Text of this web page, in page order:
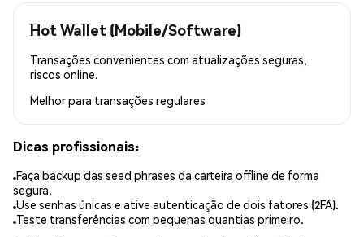
Hot Wallet (Mobile/Software)
Transações convenientes com atualizações seguras,
riscos online.
Melhor para transações regulares
Dicas profissionais:
Faça backup das seed phrases da carteira offline de forma
segura.
Use senhas únicas e ative autenticação de dois fatores (2FA).
Teste transferências com pequenas quantias primeiro.